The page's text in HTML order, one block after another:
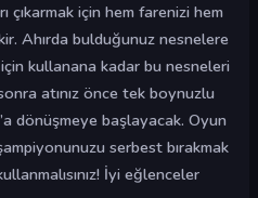
çıkarmak için hem farenizi hem
Ahırda bulduğunuz nesnelere
için kullanana kadar bu nesneleri
atınız önce tek boynuzlu
dönüşmeye başlayacak. Oyun
serbest bırakmak
İyi eğlenceler